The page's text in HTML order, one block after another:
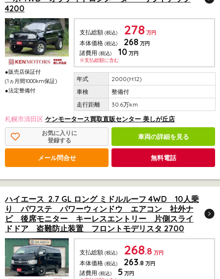
4200
●販売店保証付
(1ヵ月間1000km保証)
●法定整備付
支払総額 (税込) 278 万円
本体価格 (税込) 268 万円
諸費用 (税込) 10 万円
※支払総額に含む
2000(H.12)
整備付
30.6万km
札幌市清田区 ケンモータース買取直販センター 美しが丘店
お気に入りに
登録する
車両の詳細を見る
メール問合せ 無料電話
ハイエース 2.7 GL ロング ミドルルーフ 4WD 10人乗
り パワステ パワーウィンドウ エアコン 社外ナ
ビ 後席モニター キーレスエントリー 片側スライ
ドドア 盗難防止装置 フロントモデリスタ 2700
支払総額 (税込) 268.8 万円
本体価格 (税込) 263.8 万円
諸費用 (税込) 5 万円